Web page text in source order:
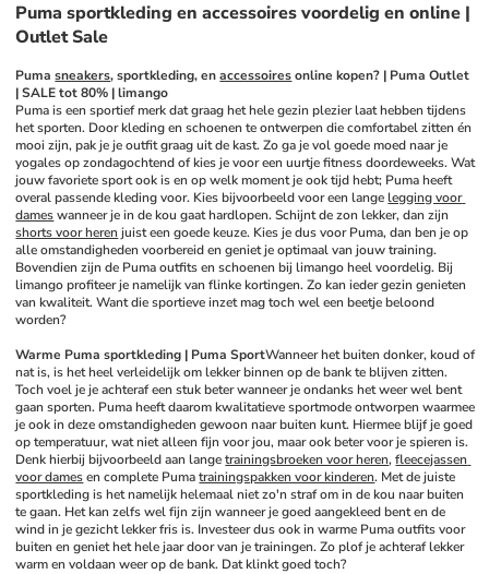
Puma sportkleding en accessoires voordelig en online |
Outlet Sale
Puma sneakers, sportkleding, en accessoires online kopen? | Puma Outlet
| SALE tot 80% | limango
Puma is een sportief merk dat graag het hele gezin plezier laat hebben tijdens
het sporten. Door kleding en schoenen te ontwerpen die comfortabel zitten én
mooi zijn, pak je je outfit graag uit de kast. Zo ga je vol goede moed naar je
yogales op zondagochtend of kies je voor een uurtje fitness doordeweeks. Wat
jouw favoriete sport ook is en op welk moment je ook tijd hebt; Puma heeft
overal passende kleding voor. Kies bijvoorbeeld voor een lange legging voor
dames
shorts voor heren juist een goede keuze. Kies je dus voor Puma, dan ben je op
alle omstandigheden voorbereid en geniet je optimaal van jouw training.
Bovendien zijn de Puma outfits en schoenen bij limango heel voordelig. Bij
limango profiteer je namelijk van flinke kortingen. Zo kan ieder gezin genieten
van kwaliteit. Want die sportieve inzet mag toch wel een beetje beloond
worden?
Warme Puma sportkleding | Puma SportWanneer het buiten donker, koud of
nat is, is het heel verleidelijk om lekker binnen op de bank te blijven zitten.
Toch voel je je achteraf een stuk beter wanneer je ondanks het weer wel bent
gaan sporten. Puma heeft daarom kwalitatieve sportmode ontworpen waarmee
je ook in deze omstandigheden gewoon naar buiten kunt. Hiermee blijf je goed
op temperatuur, wat niet alleen fijn voor jou, maar ook beter voor je spieren is.
Denk hierbij bijvoorbeeld aan lange trainingsbroeken voor heren, fleecejassen
voor dames en complete Puma trainingspakken voor kinderen. Met de juiste
sportkleding is het namelijk helemaal niet zo'n straf om in de kou naar buiten
te gaan. Het kan zelfs wel fijn zijn wanneer je goed aangekleed bent en de
wind in je gezicht lekker fris is. Investeer dus ook in warme Puma outfits voor
buiten en geniet het hele jaar door van je trainingen. Zo plof je achteraf lekker
warm en voldaan weer op de bank. Dat klinkt goed toch?